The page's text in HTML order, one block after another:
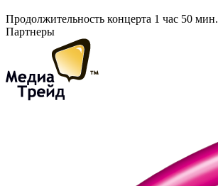
Продолжительность концерта 1 час 50 мин.
Партнеры